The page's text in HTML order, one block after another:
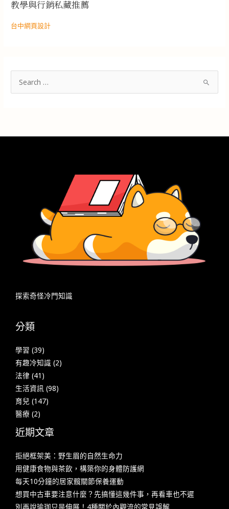
教學與行銷私藏推薦
台中網頁設計
尋
字
探索奇怪冷門知識
分類
學習 (39)
有趣冷知識 (2)
法律 (41)
生活資訊 (98)
育兒 (147)
醫療 (2)
近期文章
拒絕框架美：野生眉的自然生命力
用健康食物與茶飲，構築你的身體防護網
每天10分鐘的居家髖關節保養運動
想買中古車要注意什麼？先搞懂這幾件事，再看車也不遲
別再說瑜珈只是伸展！4種關於內觀流的常見誤解